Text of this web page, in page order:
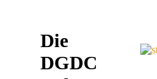
Die
DGDC